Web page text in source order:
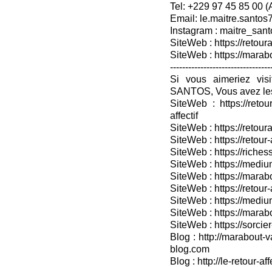
Tel: +229 97 45 85 00
Email:
Instagram :
SiteWeb : https://
SiteWeb : https://
Si vous aimeriez
SANTOS, Vous avez
SiteWeb : https://
affectif
SiteWeb : https://
SiteWeb : https://
SiteWeb : https://
SiteWeb : https://
SiteWeb : https://
SiteWeb : https://
SiteWeb : https://
SiteWeb : https://
SiteWeb : https://
Blog : http://marabout-
blog.com
Blog : http://le-retour-